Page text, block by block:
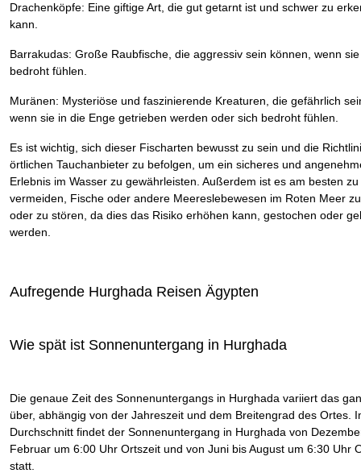
Drachenköpfe: Eine giftige Art, die gut getarnt ist und schwer zu
kann.
Barrakudas: Große Raubfische, die aggressiv sein können, wenn
bedroht fühlen.
Muränen: Mysteriöse und faszinierende Kreaturen, die gefährlich
wenn sie in die Enge getrieben werden oder sich bedroht fühlen.
Es ist wichtig, sich dieser Fischarten bewusst zu sein und die
örtlichen Tauchanbieter zu befolgen, um ein sicheres und
Erlebnis im Wasser zu gewährleisten. Außerdem ist es am besten zu
vermeiden, Fische oder andere Meereslebewesen im Roten Meer
oder zu stören, da dies das Risiko erhöhen kann, gestochen oder
werden.
Aufregende Hurghada Reisen Ägypten
Wie spät ist Sonnenuntergang in Hurghada
Die genaue Zeit des Sonnenuntergangs in Hurghada variiert das
über, abhängig von der Jahreszeit und dem Breitengrad des Ortes.
Durchschnitt findet der Sonnenuntergang in Hurghada von
Februar um 6:00 Uhr Ortszeit und von Juni bis August um 6:30 Uhr
statt.